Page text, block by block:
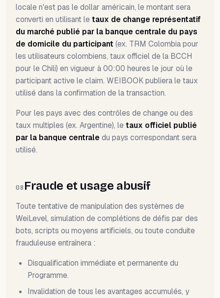
locale n'est pas le dollar américain, le montant sera
converti en utilisant letaux de change représentatif
du marché publié par la banque centrale du pays
de domicile du participant (ex. TRM Colombia pour
les utilisateurs colombiens, taux officiel de la BCCH
pour le Chili) en vigueur à 00:00 heures le jour où le
participant active le claim. WEIBOOK publiera le taux
utilisé dans la confirmation de la transaction.
Pour les pays avec des contrôles de change ou des
taux multiples (ex. Argentine), letaux officiel publié
par la banque centrale du pays correspondant sera
utilisé.
08 Fraude et usage abusif
Toute tentative de manipulation des systèmes de
WeiLevel, simulation de complétions de défis par des
bots, scripts ou moyens artificiels, ou toute conduite
frauduleuse entraînera :
Disqualification immédiate et permanente du
Programme.
Invalidation de tous les avantages accumulés, y